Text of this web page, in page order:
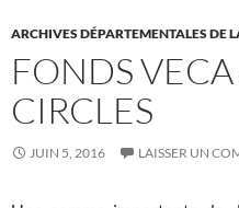
ARCHIVES DÉPARTEMENTALES DE
FONDS
CIRCLES
JUIN 5, 2016 LAISSER UN